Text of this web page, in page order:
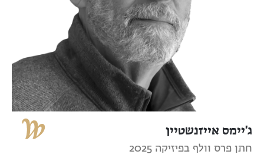
ג'יימס אייזנשטיין
חתן פרס וולף בפיזיקה 2025